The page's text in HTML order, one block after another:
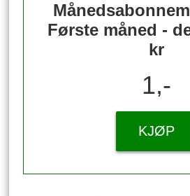
Første måned -
kr
1,-
KJØP